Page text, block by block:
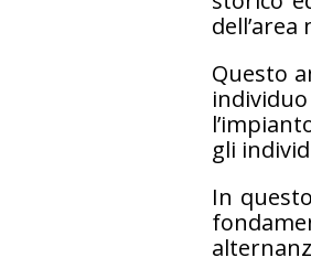
Questo
gli
In